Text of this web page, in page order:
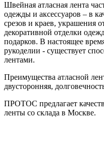
Швейная атласная лента
одежды и аксессуаров – в
срезов и краев, украшения
декоративной отделки
подарков. В настоящее
рукоделии - существует
лентами.
Преимущества атласной
двусторонняя,
ПРОТОС предлагает
ленты со склада в Москве.